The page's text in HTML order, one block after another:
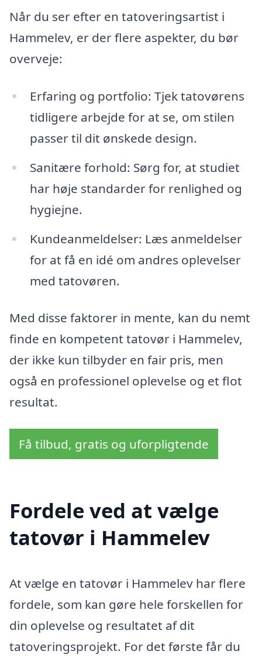
Når du ser efter en tatoveringsartist i
Hammelev, er der flere aspekter, du bør
overveje:
Erfaring og portfolio: Tjek tatovørens
tidligere arbejde for at se, om stilen
passer til dit ønskede design.
Sanitære forhold: Sørg for, at studiet
har høje standarder for renlighed og
hygiejne.
Kundeanmeldelser: Læs anmeldelser
for at få en idé om andres oplevelser
med tatovøren.
Med disse faktorer in mente, kan du nemt
finde en kompetent tatovør i Hammelev,
der ikke kun tilbyder en fair pris, men
også en professionel oplevelse og et flot
resultat.
Få tilbud, gratis og uforpligtende
Fordele ved at vælge
tatovør i Hammelev
At vælge en tatovør i Hammelev har flere
fordele, som kan gøre hele forskellen for
din oplevelse og resultatet af dit
tatoveringsprojekt. For det første får du